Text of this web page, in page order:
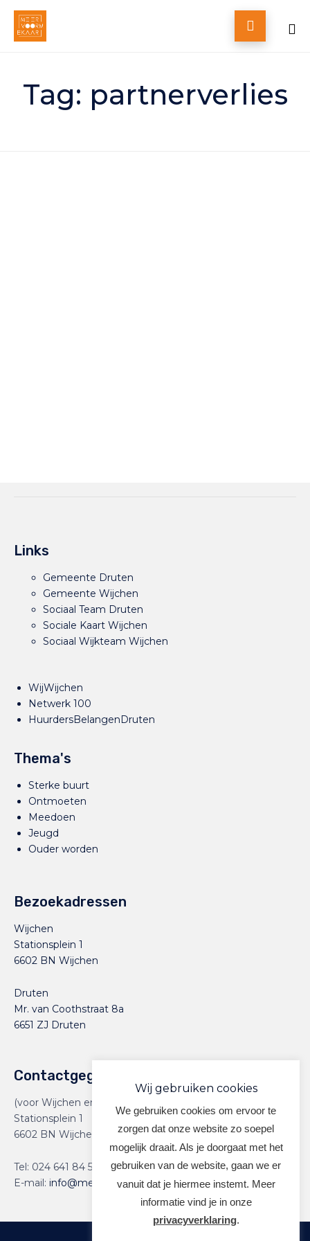

content
Tag: partnerverlies
Links
Gemeente Druten
Gemeente Wijchen
Sociaal Team Druten
Sociale Kaart Wijchen
Sociaal Wijkteam Wijchen
WijWijchen
Netwerk 100
HuurdersBelangenDruten
Thema's
Sterke buurt
Ontmoeten
Meedoen
Jeugd
Ouder worden
Bezoekadressen
Wijchen
Stationsplein 1
6602 BN Wijchen
Druten
Mr. van Coothstraat 8a
6651 ZJ Druten
Contactgegevens
(voor Wijchen en Druten)
Stationsplein 1
6602 BN Wijchen
Tel: 024 641 84 59
E-mail: info@meervoormekaar.nl
Wij gebruiken cookies
We gebruiken cookies om ervoor te
zorgen dat onze website zo soepel
mogelijk draait. Als je doorgaat met het
gebruiken van de website, gaan we er
vanuit dat je hiermee instemt. Meer
informatie vind je in onze
privacyverklaring.